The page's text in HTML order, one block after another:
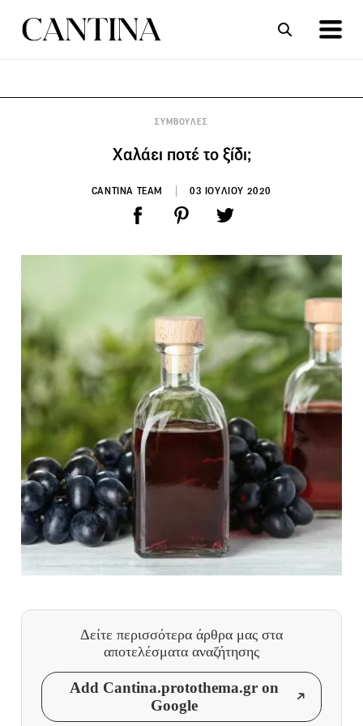
ΣΥΜΒΟΥΛΕΣ
Χαλάει ποτέ το ξίδι;
CANTINA TEAM 03 ΙΟΥΛΙΟΥ 2020
Δείτε περισσότερα άρθρα μας στα
αποτελέσματα αναζήτησης
Add Cantina.protothema.gr on
Google